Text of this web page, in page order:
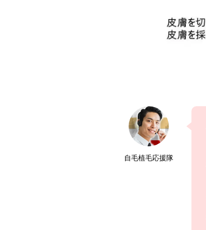
自毛植毛応援隊